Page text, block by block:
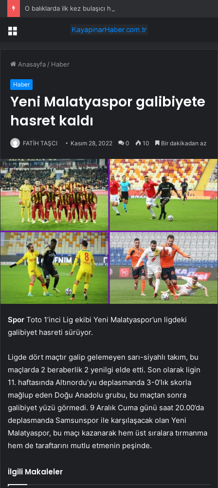
Menü
Anasayfa / Haber
Haber
Yeni Malatyaspor galibiyete
hasret kaldı
FATİH TAŞCI Kasım 28, 2022 0 10 Bir dakikadan az
Spor Toto 1’inci Lig ekibi Yeni Malatyaspor’un ligdeki
galibiyet hasreti sürüyor.
Ligde dört maçtır galip gelemeyen sarı-siyahlı takım, bu
maçlarda 2 beraberlik 2 yenilgi elde etti. Son olarak ligin
11. haftasında Altınordu’yu deplasmanda 3-0’lık skorla
mağlup eden Doğu Anadolu grubu, bu maçtan sonra
galibiyet yüzü görmedi. 9 Aralık Cuma günü saat 20.00’da
deplasmanda Samsunspor ile karşılaşacak olan Yeni
Malatyaspor, bu maçı kazanarak hem üst sıralara tırmanma
hem de taraftarını mutlu etmenin peşinde.
İlgili Makaleler